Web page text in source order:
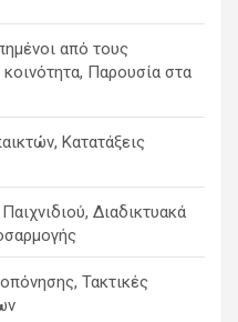
από τους
Παρουσία στα
Κατατάξεις
Διαδικτυακά
Τακτικές